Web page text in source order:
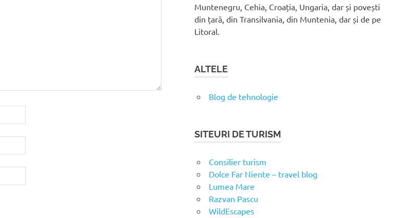
Muntenegru, Cehia, Croația, Ungaria, dar și povești
din țară, din Transilvania, din Muntenia, dar și de pe
Litoral.
ALTELE
Blog de tehnologie
SITEURI DE TURISM
Consilier turism
Dolce Far Niente – travel blog
Lumea Mare
Razvan Pascu
WildEscapes